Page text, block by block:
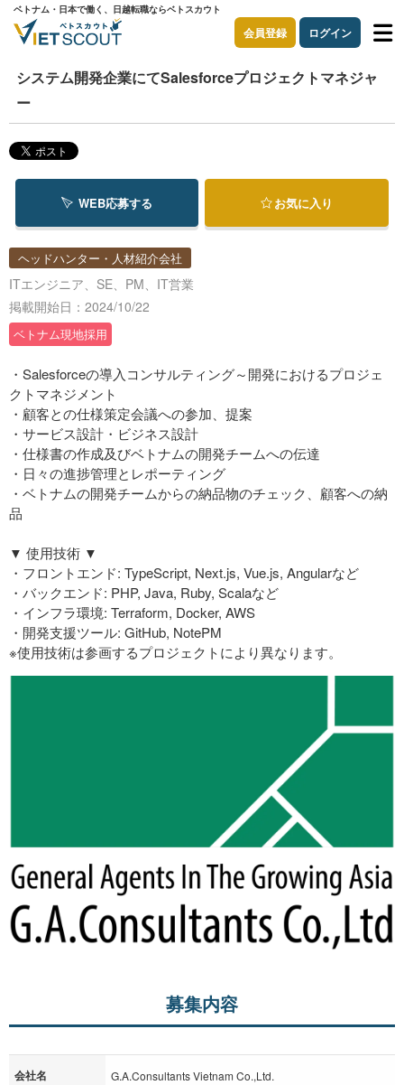
ベトナム・日本で働く、日越転職ならベトスカウト
会員登録 ログイン
システム開発企業にてSalesforceプロジェクトマネジャ
ー
WEB応募する お気に入り
ヘッドハンター・人材紹介会社
ITエンジニア、SE、PM、IT営業
掲載開始日：2024/10/22
ベトナム現地採用
・Salesforceの導入コンサルティング～開発におけるプロジェ
クトマネジメント
・顧客との仕様策定会議への参加、提案
・サービス設計・ビジネス設計
・仕様書の作成及びベトナムの開発チームへの伝達
・日々の進捗管理とレポーティング
・ベトナムの開発チームからの納品物のチェック、顧客への納
品
▼ 使用技術 ▼
・フロントエンド: TypeScript, Next.js, Vue.js, Angularなど
・バックエンド: PHP, Java, Ruby, Scalaなど
・インフラ環境: Terraform, Docker, AWS
・開発支援ツール: GitHub, NotePM
※使用技術は参画するプロジェクトにより異なります。
募集内容
会社名 G.A.Consultants Vietnam Co.,Ltd.